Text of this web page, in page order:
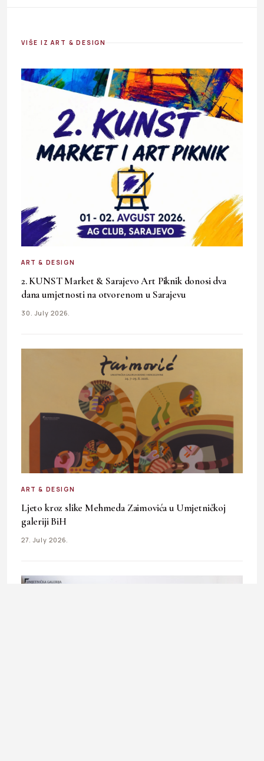
VIŠE IZ ART & DESIGN
ART & DESIGN
2. KUNST Market & Sarajevo Art Piknik donosi dva
dana umjetnosti na otvorenom u Sarajevu
30. July 2026.
ART & DESIGN
Ljeto kroz slike Mehmeda Zaimovića u Umjetničkoj
galeriji BiH
27. July 2026.